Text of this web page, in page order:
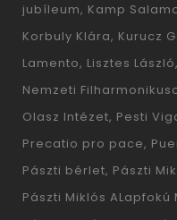
jubíleum Kamp
Korbuly Klára Kurucz
Lamento Lisztes László
Nemzeti
Olasz Intézet Pesti
Precatio pro pace
Pászti bérlet Pászti
Pászti Miklós ALapfokú